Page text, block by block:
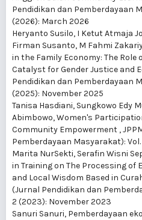
Pendidikan dan Pemberdayaan
(2026): March 2026
Heryanto Susilo, I Ketut Atmaja
Firman Susanto, M Fahmi
in the Family Economy: The
Catalyst for Gender Justice and
Pendidikan dan Pemberdayaan
(2025): November 2025
Tanisa Hasdiani, Sungkowo Edy
Abimbowo,Women's
Community Empowerment ,
Pemberdayaan Masyarakat): Vol.
Marita NurSekti, Serafin Wisni
in Training on The Processing of
and Local Wisdom Based in
(Jurnal Pendidikan dan
2 (2023): November 2023
Sanuri Sanuri, Pemberdayaan